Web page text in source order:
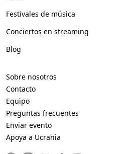
Festivales de música
Conciertos en streaming
Blog
Sobre nosotros
Contacto
Equipo
Preguntas frecuentes
Enviar evento
Apoya a Ucrania